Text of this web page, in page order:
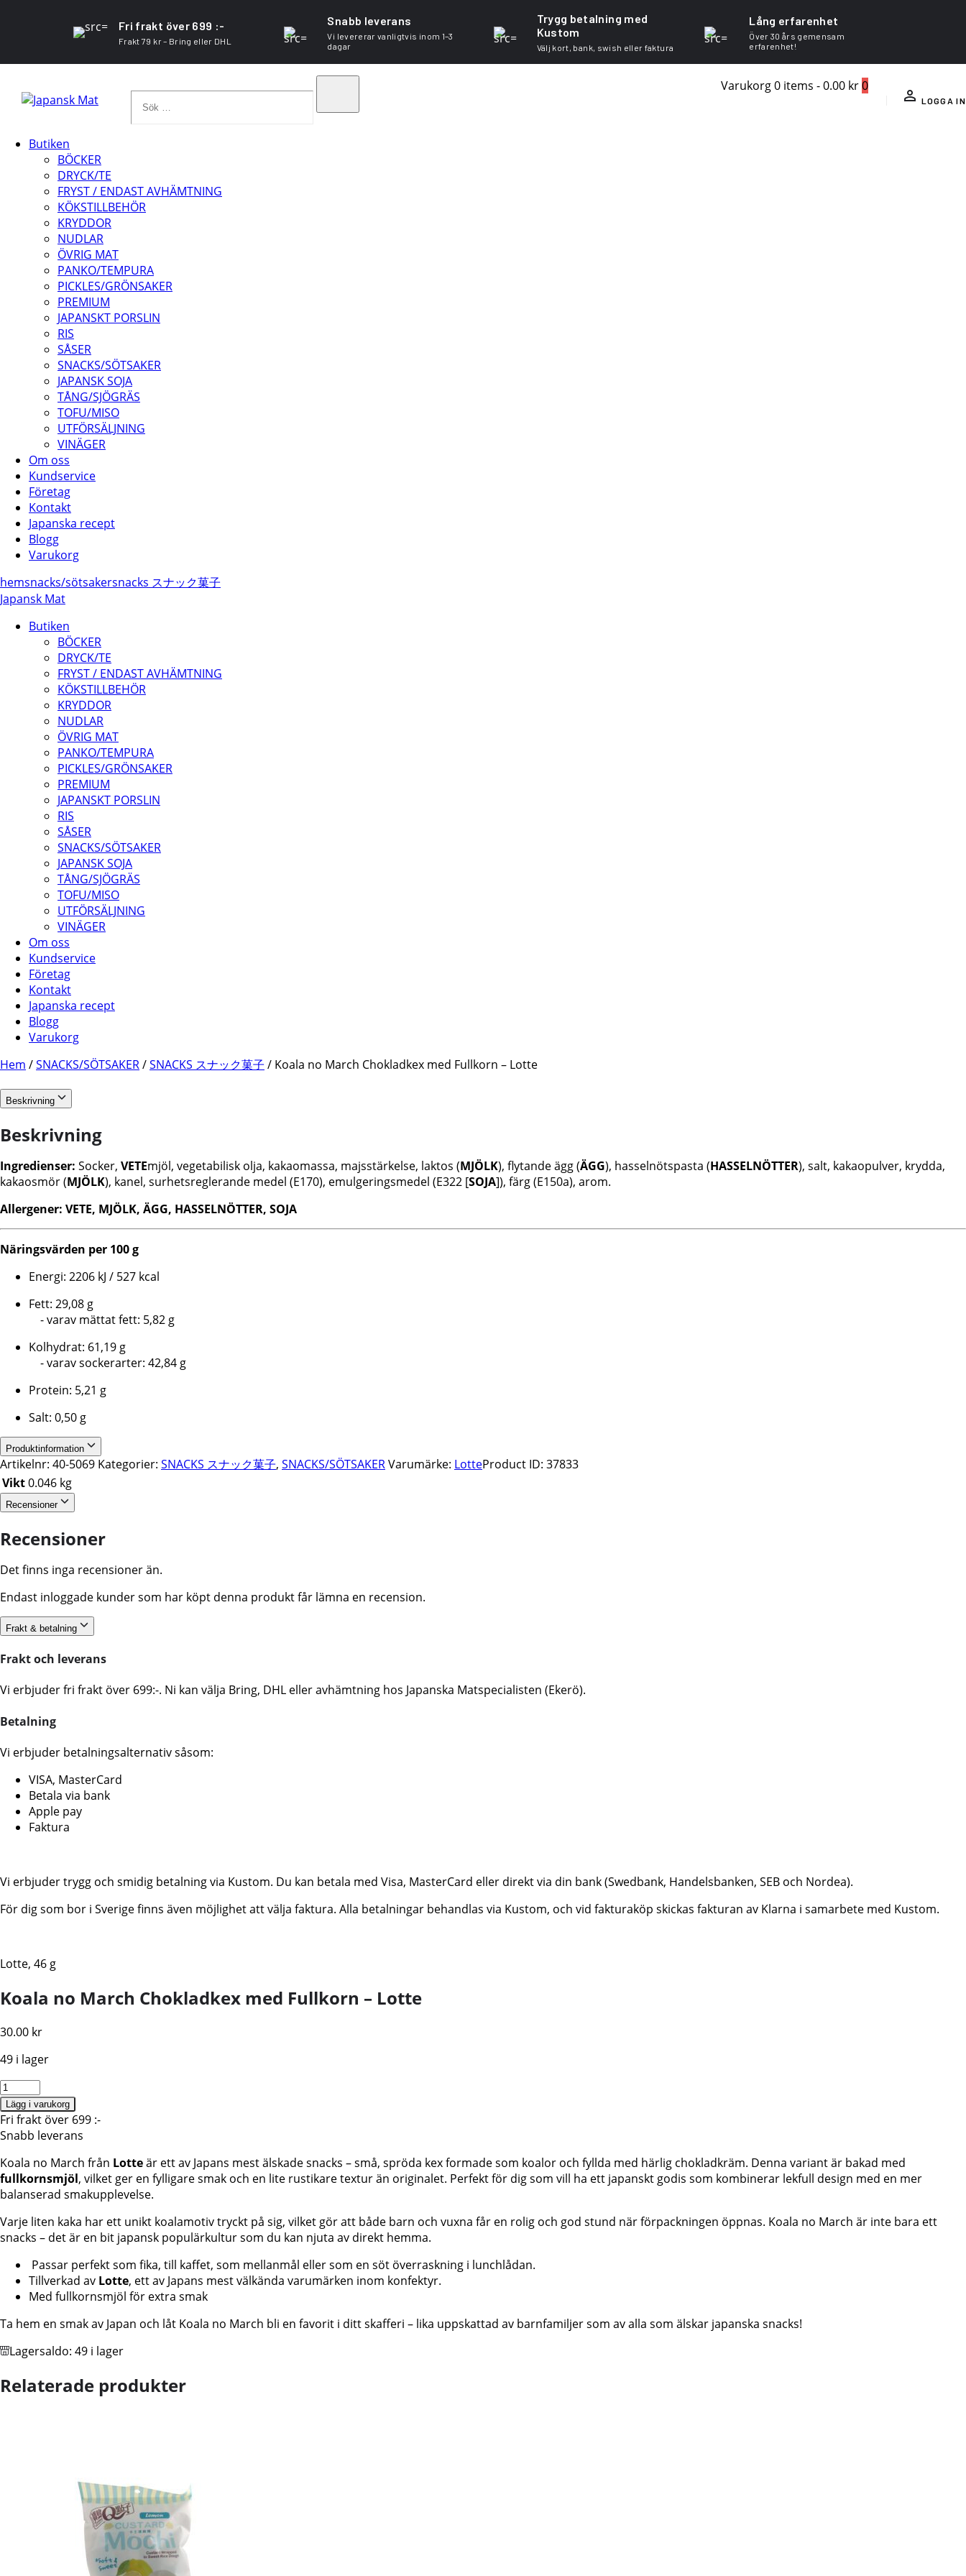
Fri frakt över 699 :-
Frakt 79 kr – Bring eller DHL
Snabb leverans
Vi levererar vanligtvis inom 1–3
dagar
Trygg betalning med
Kustom
Välj kort, bank, swish eller faktura
Lång erfarenhet
Över 30 års gemensam
erfarenhet!
Varukorg0 items -0.00 kr0
LOGGA IN
Butiken
BÖCKER
DRYCK/TE
FRYST / ENDAST AVHÄMTNING
KÖKSTILLBEHÖR
KRYDDOR
NUDLAR
ÖVRIG MAT
PANKO/TEMPURA
PICKLES/GRÖNSAKER
PREMIUM
JAPANSKT PORSLIN
RIS
SÅSER
SNACKS/SÖTSAKER
JAPANSK SOJA
TÅNG/SJÖGRÄS
TOFU/MISO
UTFÖRSÄLJNING
VINÄGER
Om oss
Kundservice
Företag
Kontakt
Japanska recept
Blogg
Varukorg
hemsnacks/sötsakersnacks スナック菓子
Japansk Mat
Butiken
BÖCKER
DRYCK/TE
FRYST / ENDAST AVHÄMTNING
KÖKSTILLBEHÖR
KRYDDOR
NUDLAR
ÖVRIG MAT
PANKO/TEMPURA
PICKLES/GRÖNSAKER
PREMIUM
JAPANSKT PORSLIN
RIS
SÅSER
SNACKS/SÖTSAKER
JAPANSK SOJA
TÅNG/SJÖGRÄS
TOFU/MISO
UTFÖRSÄLJNING
VINÄGER
Om oss
Kundservice
Företag
Kontakt
Japanska recept
Blogg
Varukorg
Hem /SNACKS/SÖTSAKER/SNACKS スナック菓子 / Koala no March Chokladkex med Fullkorn – Lotte
Beskrivning
Beskrivning
Ingredienser: Socker, VETEmjöl, vegetabilisk olja, kakaomassa, majsstärkelse, laktos (MJÖLK), flytande ägg (ÄGG), hasselnötspasta (HASSELNÖTTER), salt, kakaopulver, krydda,
kakaosmör (MJÖLK), kanel, surhetsreglerande medel (E170), emulgeringsmedel (E322 [SOJA]), färg (E150a), arom.
Allergener: VETE, MJÖLK, ÄGG, HASSELNÖTTER, SOJA
Näringsvärden per 100 g
Energi: 2206 kJ / 527 kcal
Fett: 29,08 g
- varav mättat fett: 5,82 g
Kolhydrat: 61,19 g
- varav sockerarter: 42,84 g
Protein: 5,21 g
Salt: 0,50 g
Produktinformation
Artikelnr: 40-5069 Kategorier: SNACKS スナック菓子, SNACKS/SÖTSAKERVarumärke: LotteProduct ID: 37833
Vikt0.046 kg
Recensioner
Recensioner
Det finns inga recensioner än.
Endast inloggade kunder som har köpt denna produkt får lämna en recension.
Frakt & betalning
Frakt och leverans
Vi erbjuder fri frakt över 699:-. Ni kan välja Bring, DHL eller avhämtning hos Japanska Matspecialisten (Ekerö).
Betalning
Vi erbjuder betalningsalternativ såsom:
VISA, MasterCard
Betala via bank
Apple pay
Faktura
Vi erbjuder trygg och smidig betalning via Kustom. Du kan betala med Visa, MasterCard eller direkt via din bank (Swedbank, Handelsbanken, SEB och Nordea).
För dig som bor i Sverige finns även möjlighet att välja faktura. Alla betalningar behandlas via Kustom, och vid fakturaköp skickas fakturan av Klarna i samarbete med Kustom.
Lotte, 46 g
Koala no March Chokladkex med Fullkorn – Lotte
30.00 kr
49 i lager
Koala
no
March
Chokladkex
Fullkorn
–
Lotte
Lägg i varukorg
Fri frakt över 699 :-
Snabb leverans
Koala no March från Lotteär ett av Japans mest älskade snacks – små, spröda kex formade som koalor och fyllda med härlig chokladkräm. Denna variant är bakad med
fullkornsmjöl, vilket ger en fylligare smak och en lite rustikare textur än originalet. Perfekt för dig som vill ha ett japanskt godis som kombinerar lekfull design med en mer
balanserad smakupplevelse.
Varje liten kaka har ett unikt koalamotiv tryckt på sig, vilket gör att både barn och vuxna får en rolig och god stund när förpackningen öppnas. Koala no March är inte bara ett
snacks – det är en bit japansk populärkultur som du kan njuta av direkt hemma.
Passar perfekt som fika, till kaffet, som mellanmål eller som en söt överraskning i lunchlådan.
Tillverkad av Lotte, ett av Japans mest välkända varumärken inom konfektyr.
Med fullkornsmjöl för extra smak
Ta hem en smak av Japan och låt Koala no March bli en favorit i ditt skafferi – lika uppskattad av barnfamiljer som av alla som älskar japanska snacks!
Lagersaldo: 49 i lager
Relaterade produkter